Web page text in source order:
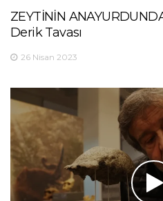
ZEYTİNİN
Derik Tavası
26 Nisan 2023